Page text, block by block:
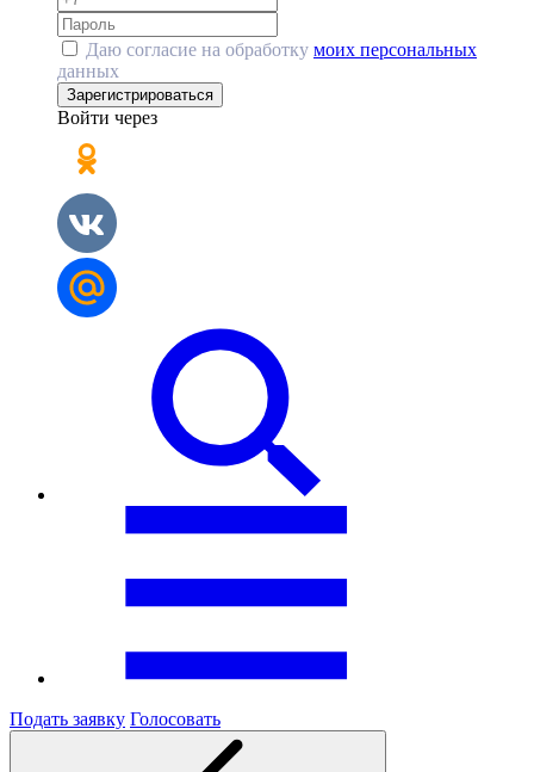
Даю согласие на обработку моих персональных
данных
Зарегистрироваться
Войти через
Подать заявку Голосовать